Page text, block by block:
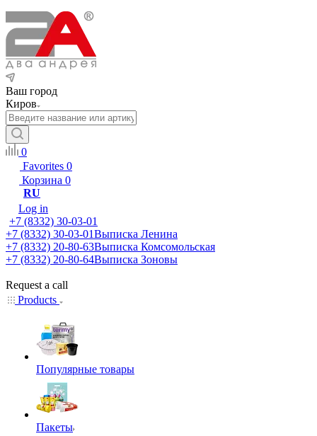
Ваш город
Киров
0
Favorites 0
Корзина 0
RU
Log in
+7 (8332) 30-03-01
+7 (8332) 30-03-01Выписка Ленина
+7 (8332) 20-80-63Выписка Комсомольская
+7 (8332) 20-80-64Выписка Зоновы
Request a call
Products
Популярные товары
Пакеты